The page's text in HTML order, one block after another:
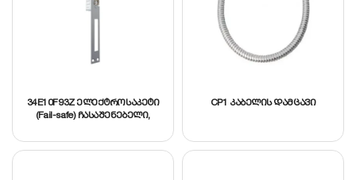
34E10F93Z ელექტროსაკეტი
(Fail-safe) ჩასაშენებელი,
მდგომარეობის
მეხსიერების და ჩამკეტის
CP1 კაბელის დამცავი